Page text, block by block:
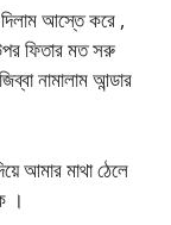
আস্তে করে ,
ফিতার মত সরু
নামালাম আন্ডার
আমার মাথা ঠেলে
।